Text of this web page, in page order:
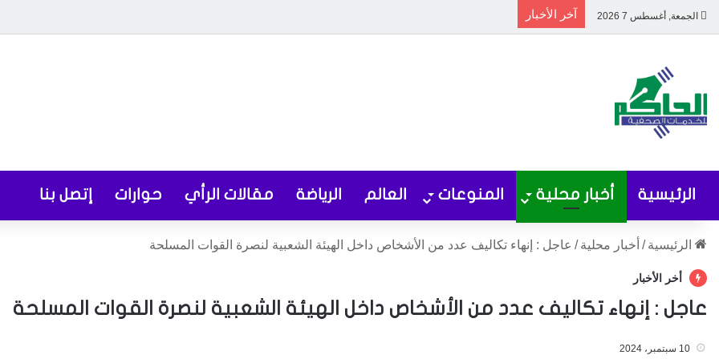
الجمعة, أغسطس 7 2026 آخر الأخبار
الرئيسية أخبار محلية المنوعات العالم الرياضة مقالات الرأي حوارات إتصل بنا
الرئيسية / أخبار محلية / عاجل : إنهاء تكاليف عدد من الأشخاص داخل الهيئة الشعبية لنصرة القوات المسلحة
أخر الأخبار
عاجل : إنهاء تكاليف عدد من الأشخاص داخل الهيئة الشعبية لنصرة القوات المسلحة
10 سبتمبر، 2024